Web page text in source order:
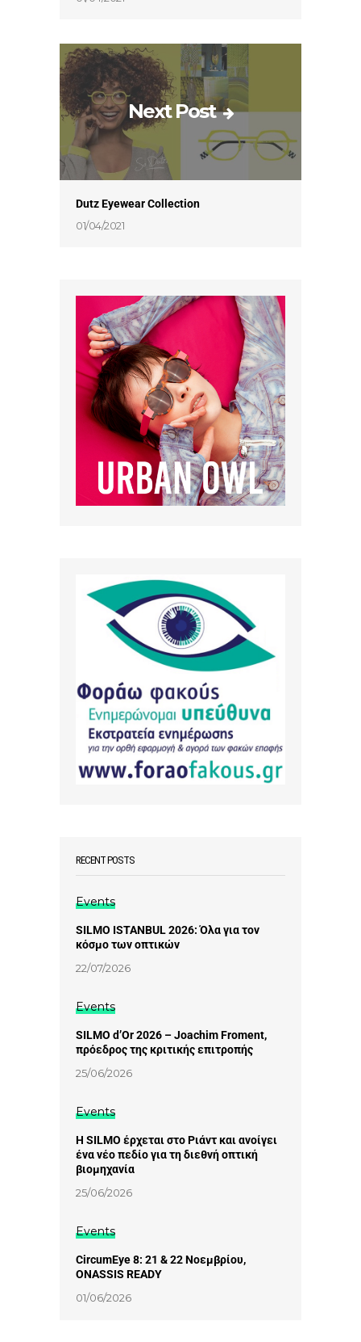
Next Post
Dutz Eyewear Collection
01/04/2021
RECENT POSTS
Events
SILMO ISTANBUL 2026: Όλα για τον
κόσμο των οπτικών
22/07/2026
Events
SILMO d’Or 2026 – Joachim Froment,
πρόεδρος της κριτικής επιτροπής
25/06/2026
Events
Η SILMO έρχεται στο Ριάντ και ανοίγει
ένα νέο πεδίο για τη διεθνή οπτική
βιομηχανία
25/06/2026
Events
CircumEye 8: 21 & 22 Νοεμβρίου,
ONASSIS READY
01/06/2026